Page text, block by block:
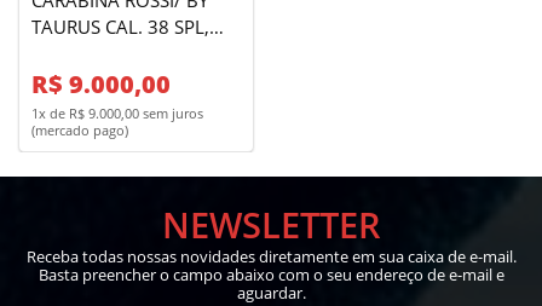
TAURUS CAL. 38 SPL,
OCTAGONAL - INOX
R$ 9.000,00
1x de R$ 9.000,00 sem juros
(mercado pago)
NEWSLETTER
Receba todas nossas novidades diretamente em sua caixa de e-mail.
Basta preencher o campo abaixo com o seu endereço de e-mail e
aguardar.